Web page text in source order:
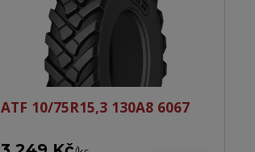
ATF 10/75R15,3 130A8 6067